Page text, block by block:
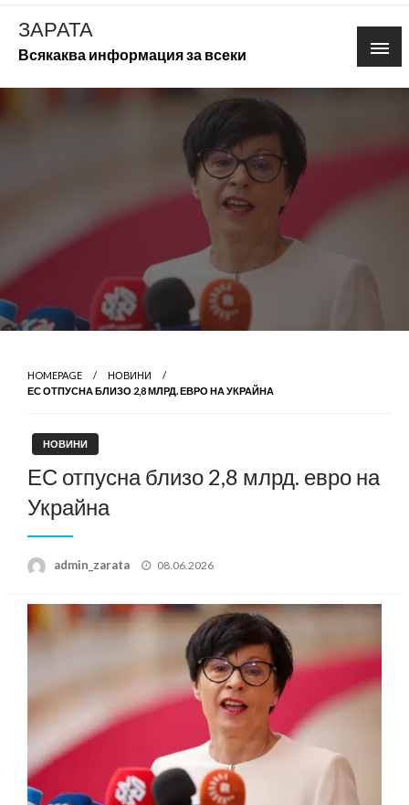
Skip
content
ЗАРАТА
Всякаква информация за всеки
HOMEPAGE
НОВИНИ
ЕС ОТПУСНА БЛИЗО 2,8 МЛРД. ЕВРО НА УКРАЙНА
НОВИНИ
ЕС отпусна близо 2,8 млрд. евро на
Украйна
admin_zarata
Posted
08.06.2026